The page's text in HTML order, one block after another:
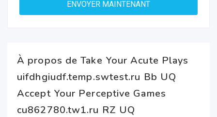
À propos de Take Your Acute Plays
uifdhgiudf.temp.swtest.ru Bb UQ
Accept Your Perceptive Games
cu862780.tw1.ru RZ UQ